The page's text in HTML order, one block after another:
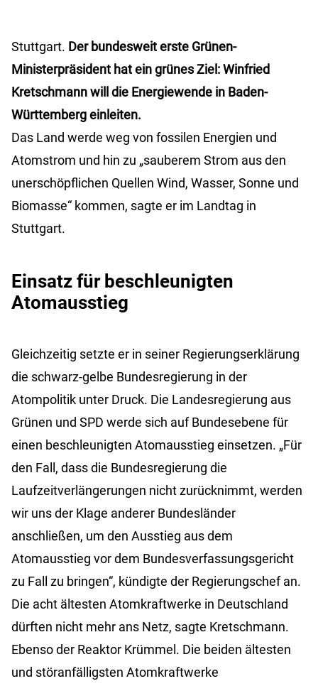
Stuttgart. Der bundesweit erste Grünen-
Ministerpräsident hat ein grünes Ziel: Winfried
Kretschmann will die Energiewende in Baden-
Württemberg einleiten.
Das Land werde weg von fossilen Energien und
Atomstrom und hin zu „sauberem Strom aus den
unerschöpflichen Quellen Wind, Wasser, Sonne und
Biomasse“ kommen, sagte er im Landtag in
Stuttgart.
Einsatz für beschleunigten
Atomausstieg
Gleichzeitig setzte er in seiner Regierungserklärung
die schwarz-gelbe Bundesregierung in der
Atompolitik unter Druck. Die Landesregierung aus
Grünen und SPD werde sich auf Bundesebene für
einen beschleunigten Atomausstieg einsetzen. „Für
den Fall, dass die Bundesregierung die
Laufzeitverlängerungen nicht zurücknimmt, werden
wir uns der Klage anderer Bundesländer
anschließen, um den Ausstieg aus dem
Atomausstieg vor dem Bundesverfassungsgericht
zu Fall zu bringen“, kündigte der Regierungschef an.
Die acht ältesten Atomkraftwerke in Deutschland
dürften nicht mehr ans Netz, sagte Kretschmann.
Ebenso der Reaktor Krümmel. Die beiden ältesten
und störanfälligsten Atomkraftwerke